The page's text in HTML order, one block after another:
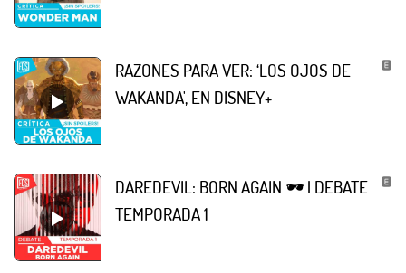
RAZONES PARA VER: ‘LOS OJOS DE
WAKANDA', EN DISNEY+
DAREDEVIL: BORN AGAIN 🕶 | DEBATE
TEMPORADA 1